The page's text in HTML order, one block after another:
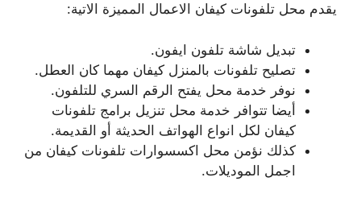
يقدم محل تلفونات كيفان الاعمال المميزة الاتية:
تبديل شاشة تلفون ايفون.
تصليح تلفونات بالمنزل كيفان مهما كان العطل.
نوفر خدمة محل يفتح الرقم السري للتلفون.
أيضا تتوافر خدمة محل تنزيل برامج تلفونات
كيفان لكل انواع الهواتف الحديثة أو القديمة.
كذلك نؤمن محل اكسسوارات تلفونات كيفان من
اجمل الموديلات.